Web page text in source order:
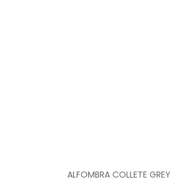
ALFOMBRA COLLETE